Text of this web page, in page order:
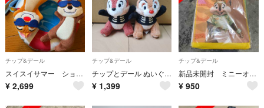
チップ&デール
スイスイサマー ショルダーバック ポーチ
¥ 2,699
チップ&デール
チップとデール ぬいぐるみバッジ ディズニー ハロウィン ぬいば チップ デール
¥ 1,399
チップ&デール
新品未開封 ミニーオーミニー チップ&デール
¥ 950